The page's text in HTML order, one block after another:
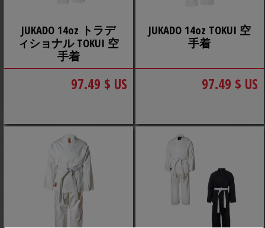
JUKADO 14oz トラデ
ィショナル TOKUI 空
手着
97.49 $ US
JUKADO 14oz TOKUI 空
手着
97.49 $ US